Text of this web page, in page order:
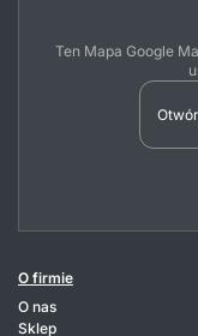
Ten Mapa Google
O firmie
O nas
Sklep